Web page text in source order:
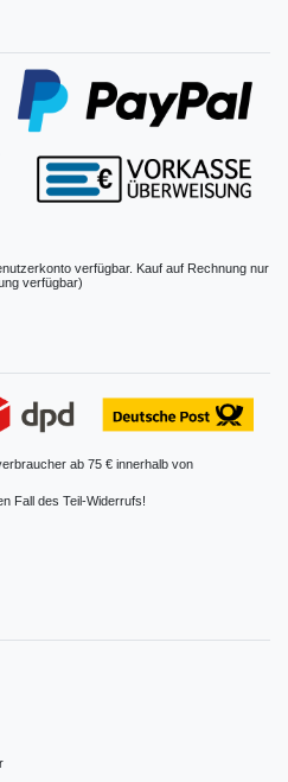
verfügbar. Kauf auf Rechnung nur
verfügbar)
ab 75 € innerhalb von
Fall des Teil-Widerrufs!